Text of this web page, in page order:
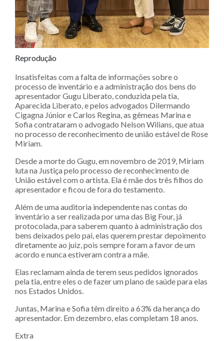
Reprodução
Insatisfeitas com a falta de informações sobre o
processo de inventário e a administração dos bens do
apresentador Gugu Liberato, conduzida pela tia,
Aparecida Liberato, e pelos advogados Dilermando
Cigagna Júnior e Carlos Regina, as gêmeas Marina e
Sofia contrataram o advogado Nelson Wilians, que atua
no processo de reconhecimento de união estável de Rose
Miriam.
Desde a morte do Gugu, em novembro de 2019, Miriam
luta na Justiça pelo processo de reconhecimento de
União estável com o artista. Ela é mãe dos três filhos do
apresentador e ficou de fora do testamento.
Além de uma auditoria independente nas contas do
inventário a ser realizada por uma das Big Four, já
protocolada, para saberem quanto à administração dos
bens deixados pelo pai, elas querem prestar depoimento
diretamente ao juiz, pois sempre foram a favor de um
acordo e nunca estiveram contra a mãe.
Elas reclamam ainda de terem seus pedidos ignorados
pela tia, entre eles o de fazer um plano de saúde para elas
nos Estados Unidos.
Juntas, Marina e Sofia têm direito a 63% da herança do
apresentador. Em dezembro, elas completam 18 anos.
Extra